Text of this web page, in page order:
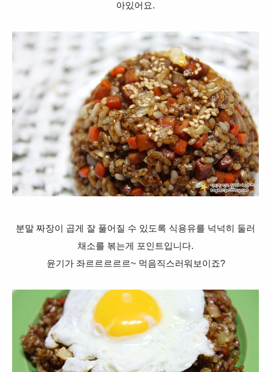
아있어요.
분말 짜장이 곱게 잘 풀어질 수 있도록 식용유를 넉넉히 둘러
채소를 볶는게 포인트입니다.
윤기가 좌르르르르르~ 먹음직스러워보이죠?